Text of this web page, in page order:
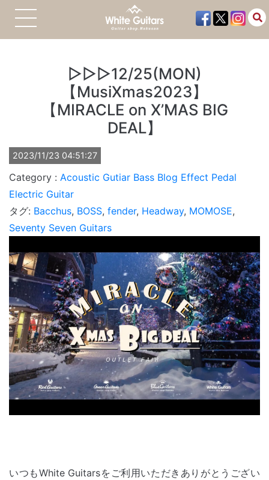
▷▷▷12/25(MON)
【MusiXmas2023】
【MIRACLE on X’MAS BIG
DEAL】
2023/11/23 04:51:27
Acoustic Gutiar Bass Blog Effect Pedal
Electric Guitar
タグ: Bacchus, BOSS, fender, Headway, MOMOSE,
Seventy Seven Guitars
いつもWhite Guitarsをご利用いただきありがとうござい